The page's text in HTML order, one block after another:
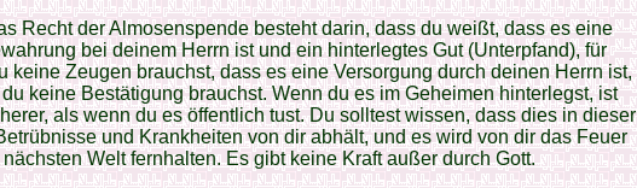
Recht der Almosenspende besteht darin, dass du weißt, dass es eine
bei deinem Herrn ist und ein hinterlegtes Gut (Unterpfand), für
keine Zeugen brauchst, dass es eine Versorgung durch deinen Herrn ist,
keine Bestätigung brauchst. Wenn du es im Geheimen hinterlegst, ist
als wenn du es öffentlich tust. Du solltest wissen, dass dies in dieser
und Krankheiten von dir abhält, und es wird von dir das Feuer
Welt fernhalten. Es gibt keine Kraft außer durch Gott.